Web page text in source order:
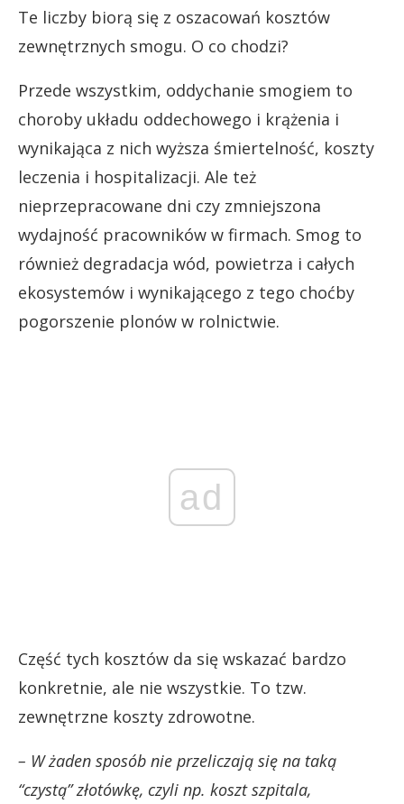
Te liczby biorą się z oszacowań kosztów
zewnętrznych smogu. O co chodzi?
Przede wszystkim, oddychanie smogiem to
choroby układu oddechowego i krążenia i
wynikająca z nich wyższa śmiertelność, koszty
leczenia i hospitalizacji. Ale też
nieprzepracowane dni czy zmniejszona
wydajność pracowników w firmach. Smog to
również degradacja wód, powietrza i całych
ekosystemów i wynikającego z tego choćby
pogorszenie plonów w rolnictwie.
ad
Część tych kosztów da się wskazać bardzo
konkretnie, ale nie wszystkie. To tzw.
zewnętrzne koszty zdrowotne.
– W żaden sposób nie przeliczają się na taką
“czystą” złotówkę, czyli np. koszt szpitala,